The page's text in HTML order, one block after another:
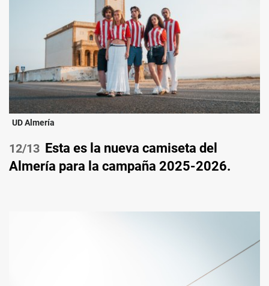
UD Almería
/13 Esta es la nueva camiseta del
Almería para la campaña 2025-2026.